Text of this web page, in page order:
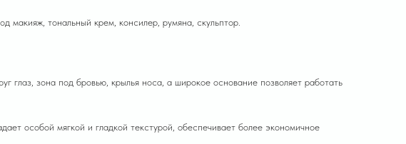
макияж, тональный крем, консилер, румяна, скульптор.
глаз, зона под бровью, крылья носа, а широкое основание позволяет работать
особой мягкой и гладкой текстурой, обеспечивает более экономичное